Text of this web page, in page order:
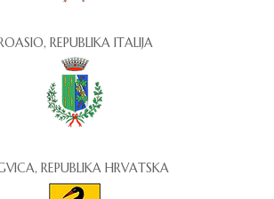
REPUBLIKA ITALIJA
REPUBLIKA HRVATSKA